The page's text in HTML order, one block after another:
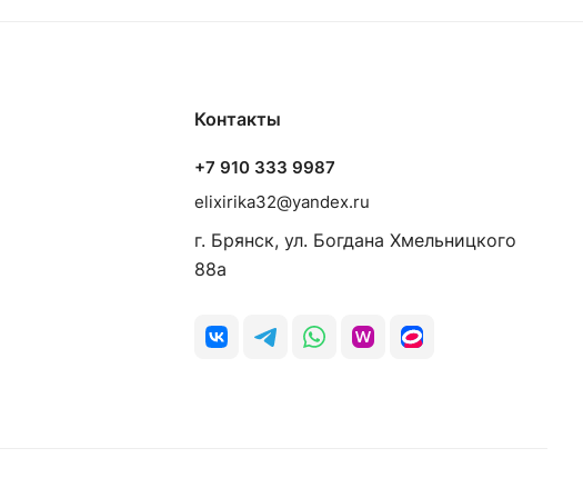
Контакты
+7 910 333 9987
elixirika32@yandex.ru
г. Брянск, ул. Богдана Хмельницкого
88а